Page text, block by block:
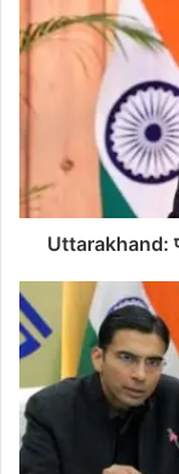
Uttarakhand: